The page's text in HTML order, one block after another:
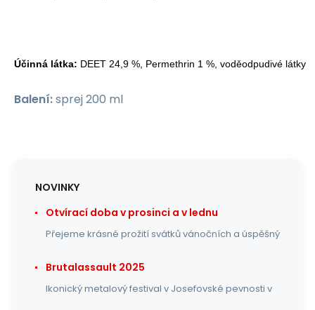
Účinná látka: DEET 24,9 %, Permethrin 1 %, voděodpudivé látky
Balení:sprej 200 ml
NOVINKY
Otvírací doba v prosinci a v lednu
Přejeme krásné prožití svátků vánočních a úspěšný
Brutalassault 2025
Ikonický metalový festival v Josefovské pevnosti v